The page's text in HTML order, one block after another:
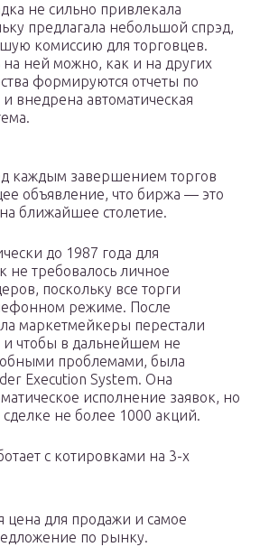
не сильно привлекала
предлагала небольшой спрэд,
комиссию для торговцев.
на ней можно, как и на других
формируются отчеты по
внедрена автоматическая
каждым завершением торгов
объявление, что биржа — это
ближайшее столетие.
до 1987 года для
не требовалось личное
поскольку все торги
режиме. После
маркетмейкеры перестали
и чтобы в дальнейшем не
проблемами, была
Execution System. Она
исполнение заявок, но
не более 1000 акций.
с котировками на 3-х
цена для продажи и самое
по рынку.